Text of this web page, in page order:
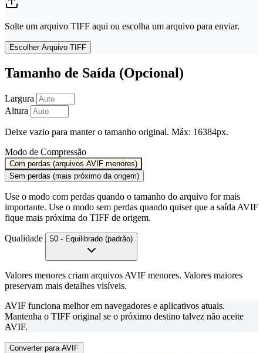
Solte um arquivo TIFF aqui ou escolha um arquivo para enviar.
Escolher Arquivo TIFF
Tamanho de Saída (Opcional)
Largura
Altura
Deixe vazio para manter o tamanho original. Máx: 16384px.
Modo de Compressão
Com perdas (arquivos AVIF menores)
Sem perdas (mais próximo da origem)
Use o modo com perdas quando o tamanho do arquivo for mais
importante. Use o modo sem perdas quando quiser que a saída AVIF
fique mais próxima do TIFF de origem.
Qualidade 50 - Equilibrado (padrão)
Valores menores criam arquivos AVIF menores. Valores maiores
preservam mais detalhes visíveis.
AVIF funciona melhor em navegadores e aplicativos atuais.
Mantenha o TIFF original se o próximo destino talvez não aceite
AVIF.
Converter para AVIF